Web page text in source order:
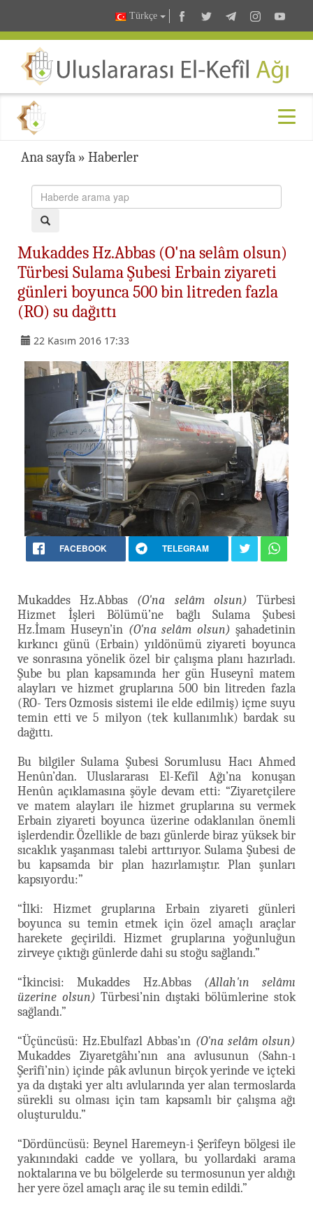
Türkçe
Ana sayfa » Haberler
Mukaddes Hz.Abbas (O'na selâm olsun)
Türbesi Sulama Şubesi Erbain ziyareti
günleri boyunca 500 bin litreden fazla
(RO) su dağıttı
22 Kasım 2016 17:33
FACEBOOK TELEGRAM
Mukaddes Hz.Abbas (O'na selâm olsun) Türbesi
Hizmet İşleri Bölümü’ne bağlı Sulama Şubesi
Hz.İmam Huseyn’in (O'na selâm olsun) şahadetinin
kırkıncı günü (Erbain) yıldönümü ziyareti boyunca
ve sonrasına yönelik özel bir çalışma planı hazırladı.
Şube bu plan kapsamında her gün Huseynî matem
alayları ve hizmet gruplarına 500 bin litreden fazla
(RO- Ters Ozmosis sistemi ile elde edilmiş) içme suyu
temin etti ve 5 milyon (tek kullanımlık) bardak su
dağıttı.
Bu bilgiler Sulama Şubesi Sorumlusu Hacı Ahmed
Henûn’dan. Uluslararası El-Kefîl Ağı’na konuşan
Henûn açıklamasına şöyle devam etti: “Ziyaretçilere
ve matem alayları ile hizmet gruplarına su vermek
Erbain ziyareti boyunca üzerine odaklanılan önemli
işlerdendir. Özellikle de bazı günlerde biraz yüksek bir
sıcaklık yaşanması talebi arttırıyor. Sulama Şubesi de
bu kapsamda bir plan hazırlamıştır. Plan şunları
kapsıyordu:”
“İlki: Hizmet gruplarına Erbain ziyareti günleri
boyunca su temin etmek için özel amaçlı araçlar
harekete geçirildi. Hizmet gruplarına yoğunluğun
zirveye çıktığı günlerde dahi su stoğu sağlandı.”
“İkincisi: Mukaddes Hz.Abbas (Allah'ın selâmı
üzerine olsun) Türbesi’nin dıştaki bölümlerine stok
sağlandı.”
“Üçüncüsü: Hz.Ebulfazl Abbas’ın (O'na selâm olsun)
Mukaddes Ziyaretgâhı’nın ana avlusunun (Sahn-ı
Şerîfi’nin) içinde pâk avlunun birçok yerinde ve içteki
ya da dıştaki yer altı avlularında yer alan termoslarda
sürekli su olması için tam kapsamlı bir çalışma ağı
oluşturuldu.”
“Dördüncüsü: Beynel Haremeyn-i Şerîfeyn bölgesi ile
yakınındaki cadde ve yollara, bu yollardaki arama
noktalarına ve bu bölgelerde su termosunun yer aldığı
her yere özel amaçlı araç ile su temin edildi.”